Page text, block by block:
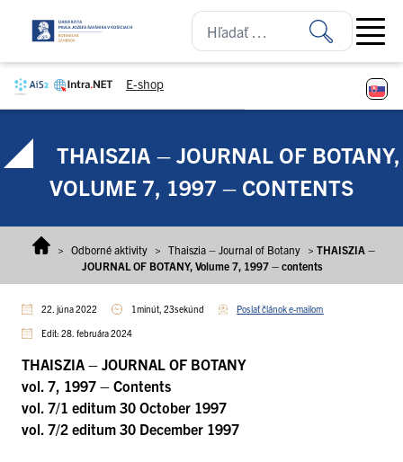
E-shop
Open
THAISZIA – JOURNAL OF BOTANY,
VOLUME 7, 1997 – CONTENTS
> Odborné aktivity > Thaiszia – Journal of Botany > THAISZIA –
JOURNAL OF BOTANY, Volume 7, 1997 – contents
22. júna 2022 1minút, 23sekúnd Poslať článok e-mailom
Edit: 28. februára 2024
THAISZIA – JOURNAL OF BOTANY
vol. 7, 1997 – Contents
vol. 7/1 editum 30 October 1997
vol. 7/2 editum 30 December 1997